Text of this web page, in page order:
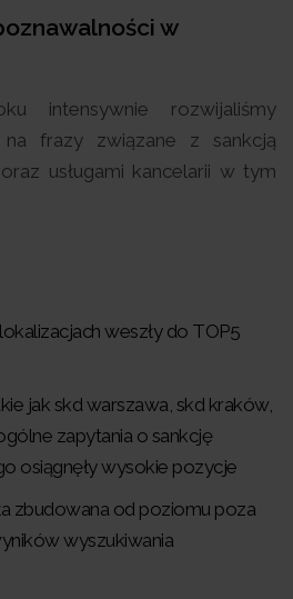
w
intensywnie rozwijaliśmy
na frazy związane z sankcją
usługami kancelarii w tym
weszły do TOP5
jak skd warszawa, skd kraków,
zapytania o sankcję
osiągnęły wysokie pozycje
zbudowana od poziomu poza
wyszukiwania